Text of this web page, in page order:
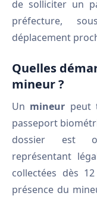
de solliciter un
préfecture,
déplacement
Quelles
mineur ?
Un mineur peut
passeport
dossier est
représentant
collectées dès
présence du